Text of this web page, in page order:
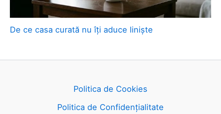
De ce casa curată nu îți aduce liniște
Politica de Cookies
Politica de Confidențialitate